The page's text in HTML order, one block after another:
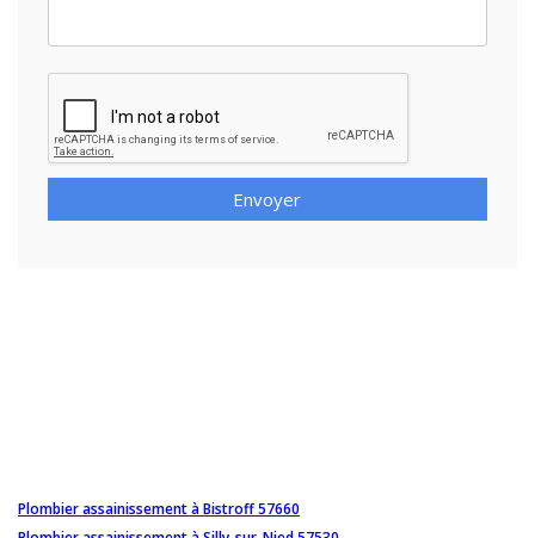
Envoyer
Plombier assainissement à Bistroff 57660